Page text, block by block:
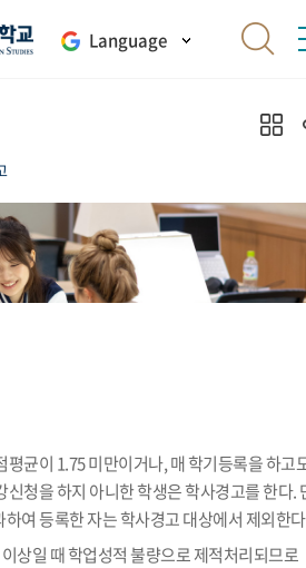
Language
평균이 1.75 미만이거나, 매 학기등록을 하고
신청을 하지 아니한 학생은 학사경고를 한다.
여 등록한 자는 학사경고 대상에서 제외한
상일 때 학업성적 불량으로 제적처리되므로